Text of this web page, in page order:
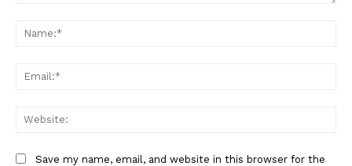
Save my name, email, and website in this browser for the